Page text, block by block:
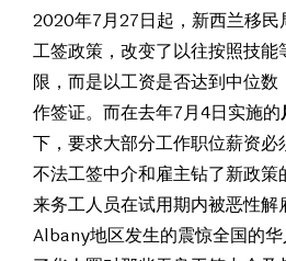
2020年7月27日起，新西兰移
工签政策，改变了以往按照技
限，而是以工资是否达到中位
作签证。而在去年7月4日实施的
下，要求大部分工作职位薪资
不法工签中介和雇主钻了新政
来务工人员在试用期内被恶性
Albany地区发生的震惊全国的